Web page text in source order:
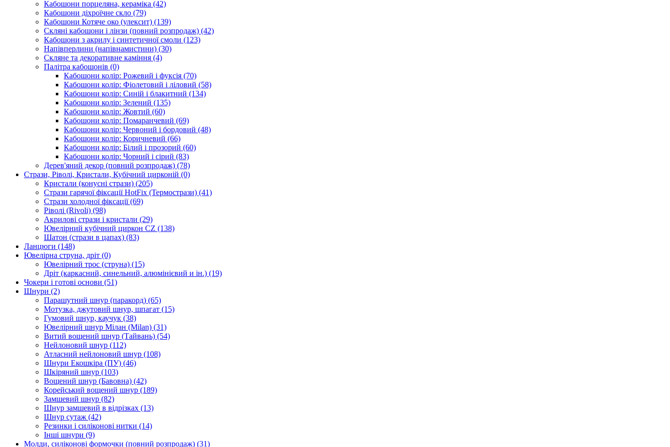
Кабошони порцеляна, кераміка (42)
Кабошони діхроїчне скло (79)
Кабошони Котяче око (улексит) (139)
Скляні кабошони і лінзи (повний розпродаж) (42)
Кабошони з акрилу і синтетичної смоли (123)
Напівперлини (напівнамистини) (30)
Скляне та декоративне каміння (4)
Палітра кабошонів (0)
Кабошони колір: Рожевий і фуксія (70)
Кабошони колір: Фіолетовий і ліловий (58)
Кабошони колір: Синій і блакитний (134)
Кабошони колір: Зелений (135)
Кабошони колір: Жовтий (60)
Кабошони колір: Помаранчевий (69)
Кабошони колір: Червоний і бордовий (48)
Кабошони колір: Коричневий (66)
Кабошони колір: Білий і прозорий (60)
Кабошони колір: Чорний і сірий (83)
Дерев'яний декор (повний розпродаж) (78)
Стрази, Ріволі, Кристали, Кубічний цирконій (0)
Кристали (конусні стрази) (205)
Стрази гарячої фіксації HotFix (Термострази) (41)
Стрази холодної фіксації(69)
Ріволі (Rivoli) (98)
Акрилові стрази і кристали (29)
Ювелірний кубічний циркон CZ (138)
Шатон (стрази в цапах) (83)
Ланцюги (148)
Ювелірна струна, дріт (0)
Ювелірний трос (струна) (15)
Дріт (каркасний, синельний, алюмінієвий и ін.) (19)
Чокери і готові основи (51)
Шнури (2)
Парашутний шнур (паракорд) (65)
Мотузка, джутовий шнур, шпагат (15)
Гумовий шнур, каучук (38)
Ювелірний шнур Мілан (Milan) (31)
Витий вощений шнур (Тайвань) (54)
Нейлоновий шнур (112)
Атласний нейлоновий шнур (108)
Шнури Екошкіра (ПУ) (46)
Шкіряний шнур (103)
Вощений шнур (Бавовна) (42)
Корейський вощений шнур (189)
Замшевий шнур (82)
Шнур замшевий в відрізках (13)
Шнур сутаж (42)
Резинки і силіконові нитки (14)
Інші шнури (9)
Молди, силіконові формочки (повний розпродаж) (31)